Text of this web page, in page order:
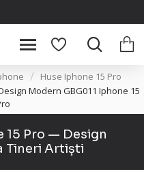
Huse Iphone 15 Pro
Modern GBG011 Iphone 15
15 Pro — Design
Tineri Artiști